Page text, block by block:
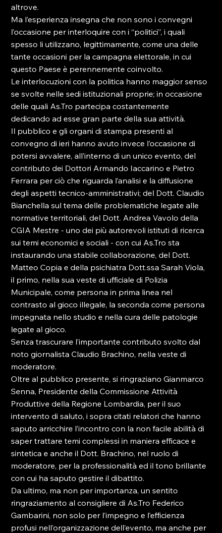
altrove.
Ma l’esperienza insegna che non sono i convegni
l’occasione per interloquire con i “politici”, i quali
spesso li utilizzano, legittimamente, come una delle
tante occasioni per la campagna elettorale, in cui
questo Paese è perennemente coinvolto.
Le interlocuzioni con la politica hanno maggior senso
se svolte nelle sedi istituzionali proprie; in occasione
delle quali As.Tro partecipa costantemente
dedicando ad esse gran parte della sua attività.
Il pubblico e gli organi di stampa presenti al
convegno di ieri hanno avuto invece l’occasione di
potersi avvalere, all’interno di un unico evento, del
contributo dei Dottori Armando Iaccarino e Pietro
Ferrara per ciò che riguarda l’analisi e la diffusione
degli aspetti tecnico-amministrativi; del Dott. Claudio
Bianchella sul tema delle problematiche legate alle
normative territoriali, del Dott. Andrea Vavolo della
CGIA Mestre - uno dei più autorevoli istituti di ricerca
sui temi economici e sociali - con cui As.Tro sta
instaurando una stabile collaborazione, del Dott.
Matteo Copia e della psichiatra Dott.ssa Sarah Viola,
il primo, nella sua veste di ufficiale di Polizia
Municipale, come persona in prima linea nel
contrasto al gioco illegale, la seconda come persona
impegnata nello studio e nella cura delle patologie
legate al gioco.
Senza trascurare l’importante contributo svolto dal
noto giornalista Claudio Brachino, nella veste di
moderatore.
Oltre al pubblico presente, si ringraziano Gianmarco
Senna, Presidente della Commissione Attività
Produttive della Regione Lombardia, per il suo
intervento di saluto, i sopra citati relatori che hanno
saputo arricchire l’incontro con la non facile abilità di
saper trattare temi complessi in maniera efficace e
sintetica e anche il Dott. Brachino, nel ruolo di
moderatore, per la professionalità ed il tono brillante
con cui ha saputo gestire il dibattito.
Da ultimo, ma non per importanza, un sentito
ringraziamento al consigliere di As.Tro Federico
Gambarini, non solo per l’impegno e l’efficienza
profusi nell’organizzazione dell’evento, ma anche per